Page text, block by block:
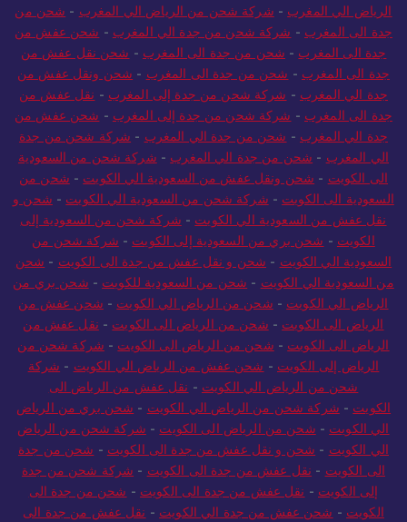
الرياض الي المغرب - شركة شحن من الرياض الي المغرب - شحن من
جدة الى المغرب - شركة شحن من جدة الي المغرب - شحن عفش من
جدة الى المغرب - شحن من جدة الى المغرب - شحن نقل عفش من
جدة الى المغرب - شحن من جدة الى المغرب - شحن ونقل عفش من
جدة الي المغرب - شركة شحن من جدة إلى المغرب - نقل عفش من
جدة الى المغرب - شركة شحن من جدة إلى المغرب - شحن عفش من
جدة الي المغرب - شحن من جدة الي المغرب - شركة شحن من جدة
الي المغرب - شحن من جدة الي المغرب - شركة شحن من السعودية
الى الكويت - شحن ونقل عفش من السعودية الي الكويت - شحن من
السعودية الى الكويت - شركة شحن من السعودية الي الكويت - شحن و
نقل عفش من السعودية الي الكويت - شركة شحن من السعودية إلى
الكويت - شحن بري من السعودية إلى الكويت - شركة شحن من
السعودية الي الكويت - شحن و نقل عفش من جدة الى الكويت - شحن
من السعودية الي الكويت - شحن من السعودية للكويت - شحن بري من
الرياض الي الكويت - شحن من الرياض الي الكويت - شحن عفش من
الرياض الى الكويت - شحن من الرياض الى الكويت - نقل عفش من
الرياض الى الكويت - شحن من الرياض الى الكويت - شركة شحن من
الرياض إلى الكويت - شحن عفش من الرياض الي الكويت - شركة
شحن من الرياض الي الكويت - نقل عفش من الرياض الى
الكويت - شركة شحن من الرياض الي الكويت - شحن بري من الرياض
الي الكويت - شحن من الرياض الى الكويت - شركة شحن من الرياض
الي الكويت - شحن و نقل عفش من جدة الى الكويت - شحن من جدة
الى الكويت - نقل عفش من جدة الى الكويت - شركة شحن من جدة
إلى الكويت - نقل عفش من جدة الى الكويت - شحن من جدة الى
الكويت - شحن عفش من جدة الي الكويت - نقل عفش من جدة الى